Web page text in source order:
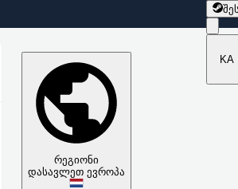
KA
რეგიონი
დასავლეთ ევროპა